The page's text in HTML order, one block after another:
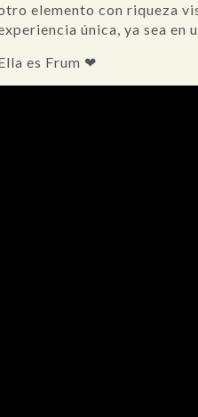
elemento con riqueza
única, ya sea en
es Frum ❤